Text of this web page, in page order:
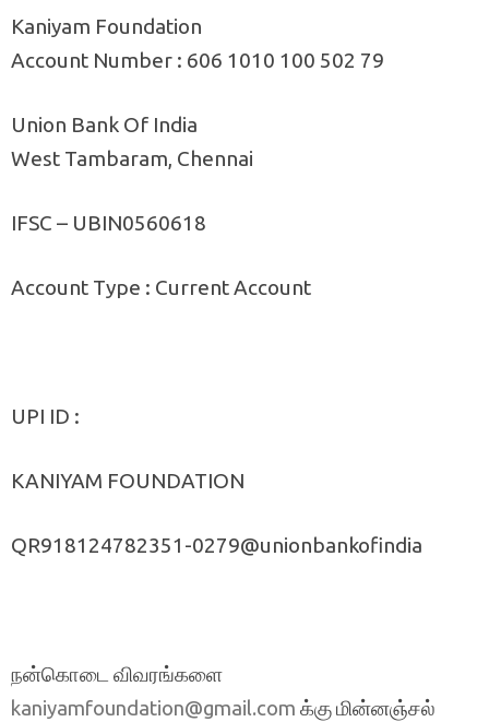
Kaniyam Foundation
Account Number : 606 1010 100 502 79
Union Bank Of India
West Tambaram, Chennai
IFSC – UBIN0560618
Account Type : Current Account
UPI ID :
KANIYAM FOUNDATION
QR918124782351-0279@unionbankofindia
நன்கொடை விவரங்களை
kaniyamfoundation@gmail.com க்கு மின்னஞ்சல்